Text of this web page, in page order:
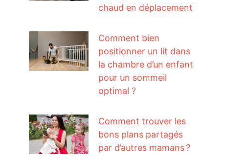
chaud en déplacement
Comment bien
positionner un lit dans
la chambre d’un enfant
pour un sommeil
optimal ?
Comment trouver les
bons plans partagés
par d’autres mamans ?